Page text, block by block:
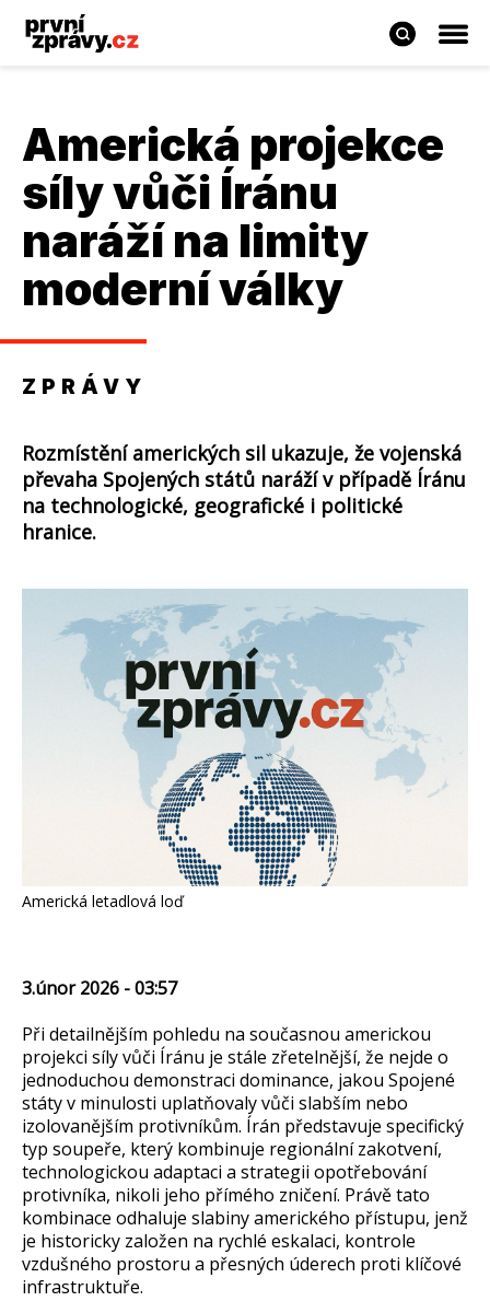
Americká projekce
síly vůči Íránu
naráží na limity
moderní války
ZPRÁVY
Rozmístění amerických sil ukazuje, že vojenská
převaha Spojených států naráží v případě Íránu
na technologické, geografické i politické
hranice.
Americká letadlová loď
3.únor 2026 - 03:57
Při detailnějším pohledu na současnou americkou
projekci síly vůči Íránu je stále zřetelnější, že nejde o
jednoduchou demonstraci dominance, jakou Spojené
státy v minulosti uplatňovaly vůči slabším nebo
izolovanějším protivníkům. Írán představuje specifický
typ soupeře, který kombinuje regionální zakotvení,
technologickou adaptaci a strategii opotřebování
protivníka, nikoli jeho přímého zničení. Právě tato
kombinace odhaluje slabiny amerického přístupu, jenž
je historicky založen na rychlé eskalaci, kontrole
vzdušného prostoru a přesných úderech proti klíčové
infrastruktuře.